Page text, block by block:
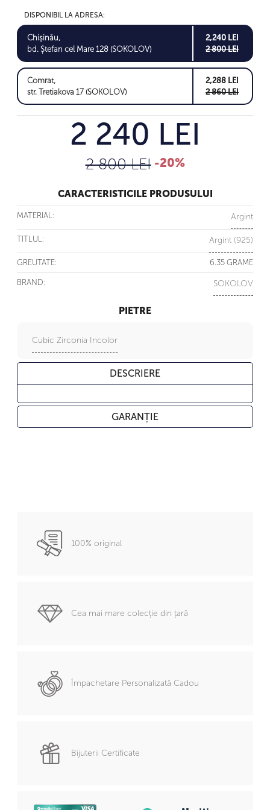
DISPONIBIL LA ADRESA:
Chișinău,
bd. Ștefan cel Mare 128 (SOKOLOV)
2,240 LEI
2 800 LEI
Comrat,
str. Tretiakova 17 (SOKOLOV)
2,288 LEI
2 860 LEI
2 240 LEI
2 800 LEI -20%
CARACTERISTICILE PRODUSULUI
MATERIAL: Argint
TITLUL: Argint (925)
GREUTATE: 6.35 GRAME
BRAND: SOKOLOV
PIETRE
Cubic Zirconia Incolor
DESCRIERE
GARANȚIE
100% original
Cea mai mare colecție din țară
Împachetare Personalizată Cadou
Bijuterii Certificate